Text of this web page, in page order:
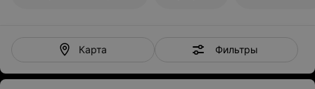
Карта Фильтры